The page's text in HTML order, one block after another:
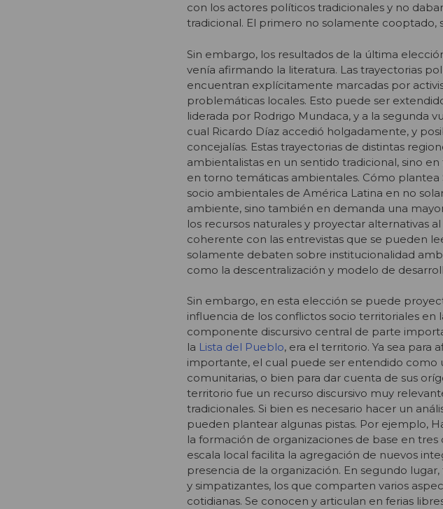
con los actores políticos tradicionales y no
tradicional. El primero no solamente cooptado,
Sin embargo, los resultados de la última
venía afirmando la literatura. Las trayectorias
encuentran explícitamente marcadas por
problemáticas locales. Esto puede ser
liderada por Rodrigo Mundaca, y a la segunda
cual Ricardo Díaz accedió holgadamente, y
concejalías. Estas trayectorias de distintas
ambientalistas en un sentido tradicional, sino
en torno temáticas ambientales. Cómo plantea
socio ambientales de América Latina en no
ambiente, sino también en demanda una
los recursos naturales y proyectar alternativas
coherente con las entrevistas que se pueden
solamente debaten sobre institucionalidad
como la descentralización y modelo de
Sin embargo, en esta elección se puede
influencia de los conflictos socio territoriales en
componente discursivo central de parte
la Lista del Pueblo, era el territorio. Ya sea
importante, el cual puede ser entendido como
comunitarias, o bien para dar cuenta de sus
territorio fue un recurso discursivo muy
tradicionales. Si bien es necesario hacer un
pueden plantear algunas pistas. Por ejemplo,
la formación de organizaciones de base en
escala local facilita la agregación de nuevos
presencia de la organización. En segundo
y simpatizantes, los que comparten varios
cotidianas. Se conocen y articulan en ferias